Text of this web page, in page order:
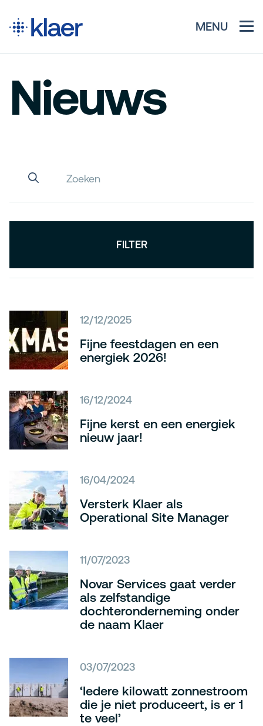
MENU
Nieuws
FILTER
12/12/2025
Fijne feestdagen en een
energiek 2026!
16/12/2024
Fijne kerst en een energiek
nieuw jaar!
16/04/2024
Versterk Klaer als
Operational Site Manager
11/07/2023
Novar Services gaat verder
als zelfstandige
dochteronderneming onder
de naam Klaer
03/07/2023
‘Iedere kilowatt zonnestroom
die je niet produceert, is er 1
te veel’